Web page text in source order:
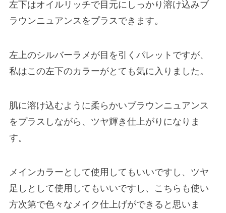
左下はオイルリッチで目元にしっかり溶け込みブ
ラウンニュアンスをプラスできます。
左上のシルバーラメが目を引くパレットですが、
私はこの左下のカラーがとても気に入りました。
肌に溶け込むように柔らかいブラウンニュアンス
をプラスしながら、ツヤ輝き仕上がりになりま
す。
メインカラーとして使用してもいいですし、ツヤ
足しとして使用してもいいですし、こちらも使い
方次第で色々なメイク仕上げができると思いま